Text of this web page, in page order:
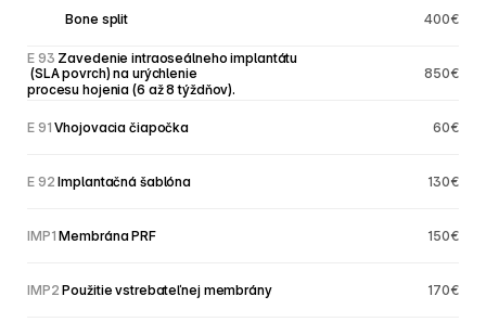
Bone split 400€
E 93 Zavedenie intraoseálneho implantátu
(SLA povrch) na urýchlenie
procesu hojenia (6 až 8 týždňov).
850€
E 91 Vhojovacia čiapočka 60€
E 92 Implantačná šablóna 130€
IMP1 Membrána PRF 150€
IMP2 Použitie vstrebateľnej membrány 170€